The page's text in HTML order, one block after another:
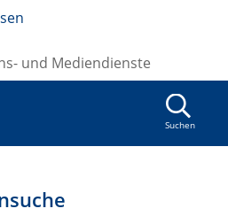
und Mediendienste
Suchen